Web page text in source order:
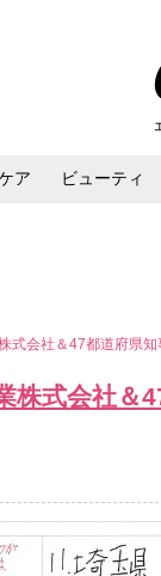
ア ビューティ
式会社＆47都道府県
式会社＆